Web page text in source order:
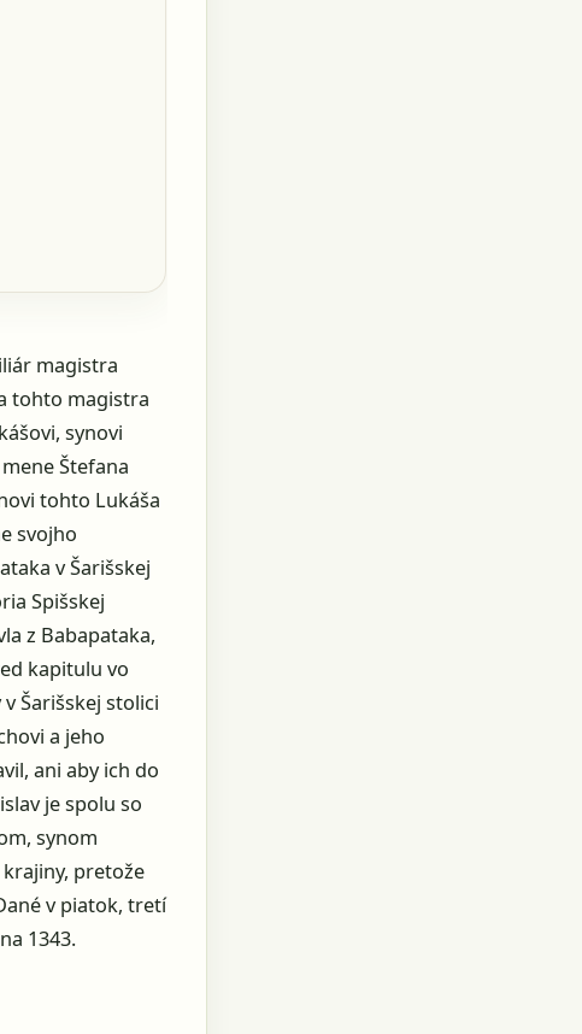
magistra
tohto magistra
synovi
Štefana
tohto Lukáša
svojho
v Šarišskej
Spišskej
z Babapataka,
kapitulu vo
Šarišskej stolici
a jeho
ani aby ich do
je spolu so
synom
pretože
v piatok, tretí
1343.